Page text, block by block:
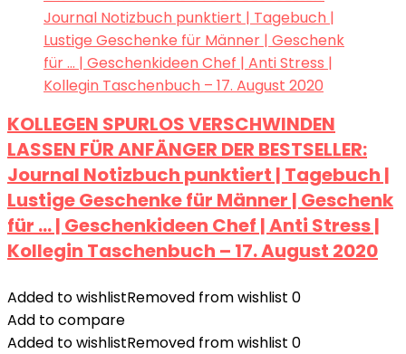
KOLLEGEN SPURLOS VERSCHWINDEN
LASSEN FÜR ANFÄNGER DER BESTSELLER:
Journal Notizbuch punktiert | Tagebuch |
Lustige Geschenke für Männer | Geschenk
für … | Geschenkideen Chef | Anti Stress |
Kollegin Taschenbuch – 17. August 2020
Added to wishlistRemoved from wishlist 0
Add to compare
Added to wishlistRemoved from wishlist 0